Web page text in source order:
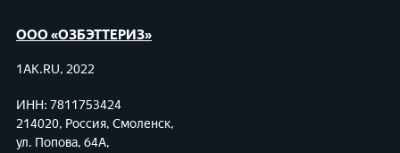
ООО «ОЗБЭТТЕРИЗ»
1AK.RU, 2022
ИНН: 7811753424
214020, Россия, Смоленск,
ул. Попова, 64А,